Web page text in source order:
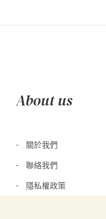
About us
關於我們
聯絡我們
隱私權政策